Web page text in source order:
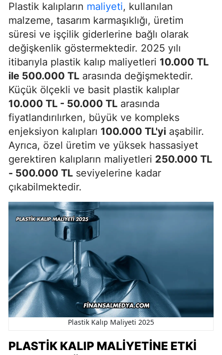
Plastik kalıpların maliyeti, kullanılan
malzeme, tasarım karmaşıklığı, üretim
süresi ve işçilik giderlerine bağlı olarak
değişkenlik göstermektedir. 2025 yılı
itibarıyla plastik kalıp maliyetleri 10.000 TL
ile 500.000 TL arasında değişmektedir.
Küçük ölçekli ve basit plastik kalıplar
10.000 TL - 50.000 TL arasında
fiyatlandırılırken, büyük ve kompleks
enjeksiyon kalıpları 100.000 TL'yi aşabilir.
Ayrıca, özel üretim ve yüksek hassasiyet
gerektiren kalıpların maliyetleri 250.000 TL
- 500.000 TL seviyelerine kadar
çıkabilmektedir.
Plastik Kalıp Maliyeti 2025
PLASTIK KALIP MALIYETINE ETKI